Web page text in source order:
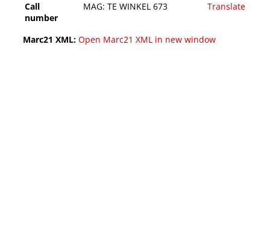
Call
number
MAG: TE WINKEL 673 Translate
Marc21 XML: Open Marc21 XML in new window